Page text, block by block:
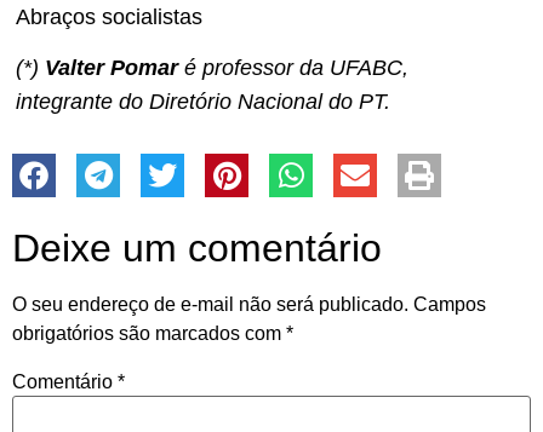
Abraços socialistas
(*) Valter Pomaré professor da UFABC,
integrante do Diretório Nacional do PT.
Deixe um comentário
O seu endereço de e-mail não será publicado. Campos
obrigatórios são marcados com *
Comentário *